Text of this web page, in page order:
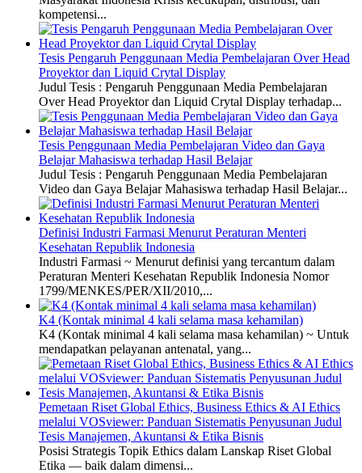
kompetensi...
Tesis Pengaruh Penggunaan Media Pembelajaran Over Head
Proyektor dan Liquid Crytal Display
Judul Tesis : Pengaruh Penggunaan Media Pembelajaran
Over Head Proyektor dan Liquid Crytal Display terhadap...
Tesis Penggunaan Media Pembelajaran Video dan Gaya
Belajar Mahasiswa terhadap Hasil Belajar
Judul Tesis : Pengaruh Penggunaan Media Pembelajaran
Video dan Gaya Belajar Mahasiswa terhadap Hasil Belajar...
Definisi Industri Farmasi Menurut Peraturan Menteri
Kesehatan Republik Indonesia
Industri Farmasi ~ Menurut definisi yang tercantum dalam
Peraturan Menteri Kesehatan Republik Indonesia Nomor
1799/MENKES/PER/XII/2010,...
K4 (Kontak minimal 4 kali selama masa kehamilan)
K4 (Kontak minimal 4 kali selama masa kehamilan) ~ Untuk
mendapatkan pelayanan antenatal, yang...
Pemetaan Riset Global Ethics, Business Ethics & AI Ethics
melalui VOSviewer: Panduan Sistematis Penyusunan Judul
Tesis Manajemen, Akuntansi & Etika Bisnis
Posisi Strategis Topik Ethics dalam Lanskap Riset Global
Etika — baik dalam dimensi...